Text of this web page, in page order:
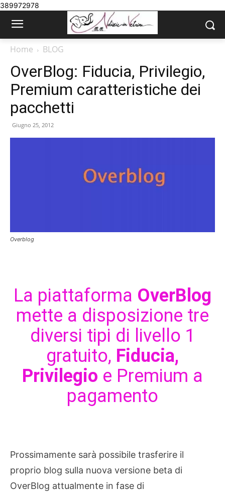
389972978
Home BLOG
OverBlog: Fiducia, Privilegio,
Premium caratteristiche dei
pacchetti
Giugno 25, 2012
Overblog
La piattaforma OverBlog
mette a disposizione tre
diversi tipi di livello 1
gratuito, Fiducia,
Privilegio e Premium a
pagamento
Prossimamente sarà possibile trasferire il
proprio blog sulla nuova versione beta di
OverBlog attualmente in fase di